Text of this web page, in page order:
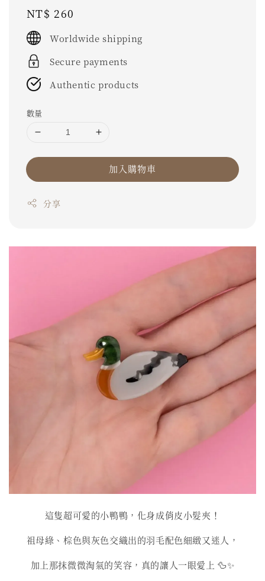
Regular
price
NT$ 260
Worldwide shipping
Secure payments
Authentic products
數量
加入購物車
分享
這隻超可愛的小鴨鴨，化身成俏皮小髮夾！
祖母綠、棕色與灰色交織出的羽毛配色細緻又迷人，
加上那抹微微淘氣的笑容，真的讓人一眼愛上 🦆✨